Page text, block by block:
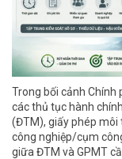
Trong bối cảnh Chính
các thủ tục hành
(ĐTM), giấy phép môi
công nghiệp/cụm
giữa ĐTM và GPMT